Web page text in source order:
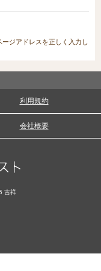
ジアドレスを正しく入力し
利用規約
会社概要
吉祥